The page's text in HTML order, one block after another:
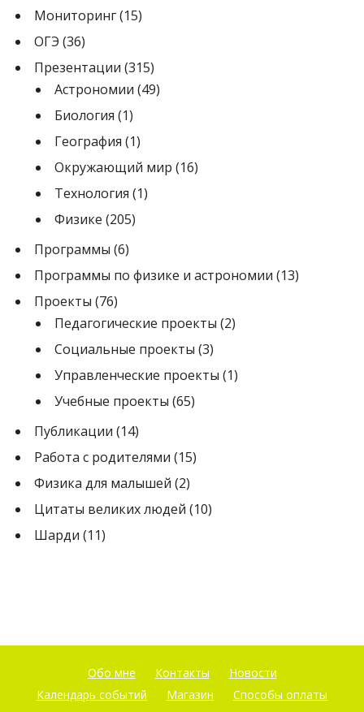
Мониторинг(15)
ОГЭ (36)
Презентации (315)
Астрономии (49)
Биология (1)
География (1)
Окружающий мир (16)
Технология (1)
Физике (205)
Программы (6)
Программы по физике и астрономии (13)
Проекты (76)
Педагогические проекты (2)
Социальные проекты (3)
Управленческие проекты (1)
Учебные проекты (65)
Публикации (14)
Работа с родителями (15)
Физика для малышей (2)
Цитаты великих людей (10)
Шарди (11)
Обо мне Контакты
Новости
Календарь событий
Магазин Способы оплаты